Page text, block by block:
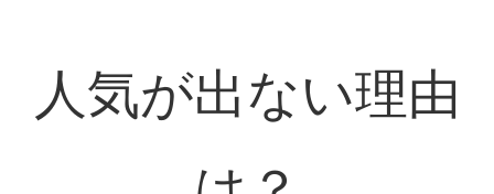
人気が出ない理由